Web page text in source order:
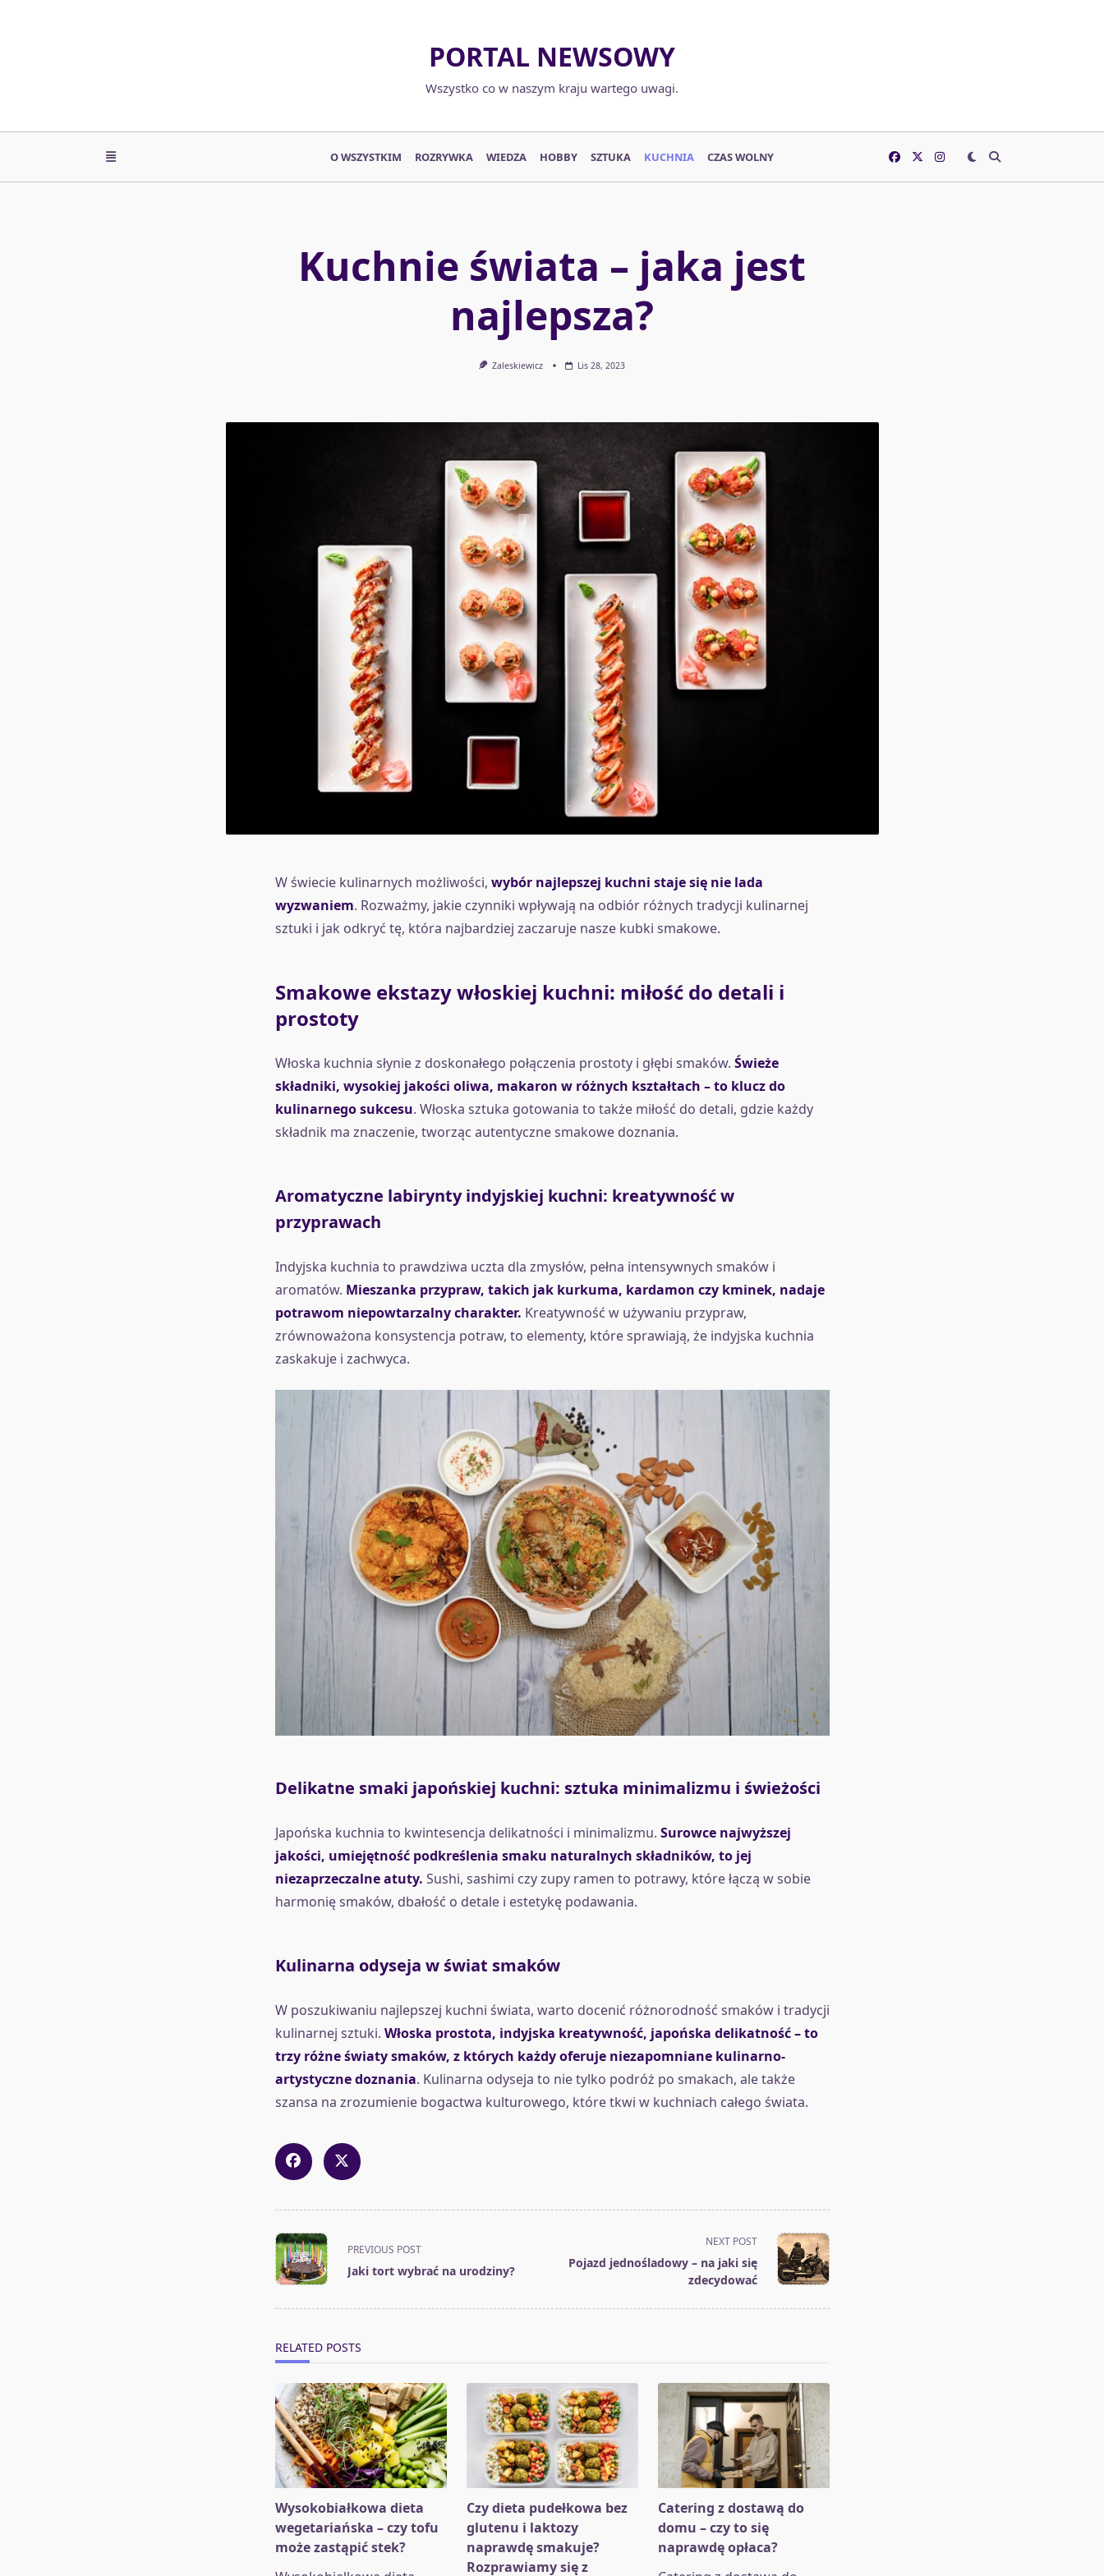
PORTAL NEWSOWY
Wszystko co w naszym kraju wartego uwagi.
O WSZYSTKIM ROZRYWKA WIEDZA HOBBY SZTUKA KUCHNIA CZAS WOLNY
Kuchnie świata – jaka jest
najlepsza?
Zaleskiewicz Lis 28, 2023
W świecie kulinarnych możliwości, wybór najlepszej kuchni staje się nie lada
wyzwaniem. Rozważmy, jakie czynniki wpływają na odbiór różnych tradycji kulinarnej
sztuki i jak odkryć tę, która najbardziej zaczaruje nasze kubki smakowe.
Smakowe ekstazy włoskiej kuchni: miłość do detali i
prostoty
Włoska kuchnia słynie z doskonałego połączenia prostoty i głębi smaków. Świeże
składniki, wysokiej jakości oliwa, makaron w różnych kształtach – to klucz do
kulinarnego sukcesu. Włoska sztuka gotowania to także miłość do detali, gdzie każdy
składnik ma znaczenie, tworząc autentyczne smakowe doznania.
Aromatyczne labirynty indyjskiej kuchni: kreatywność w
przyprawach
Indyjska kuchnia to prawdziwa uczta dla zmysłów, pełna intensywnych smaków i
aromatów. Mieszanka przypraw, takich jak kurkuma, kardamon czy kminek, nadaje
potrawom niepowtarzalny charakter. Kreatywność w używaniu przypraw,
zrównoważona konsystencja potraw, to elementy, które sprawiają, że indyjska kuchnia
zaskakuje i zachwyca.
Delikatne smaki japońskiej kuchni: sztuka minimalizmu i świeżości
Japońska kuchnia to kwintesencja delikatności i minimalizmu. Surowce najwyższej
jakości, umiejętność podkreślenia smaku naturalnych składników, to jej
niezaprzeczalne atuty. Sushi, sashimi czy zupy ramen to potrawy, które łączą w sobie
harmonię smaków, dbałość o detale i estetykę podawania.
Kulinarna odyseja w świat smaków
W poszukiwaniu najlepszej kuchni świata, warto docenić różnorodność smaków i tradycji
kulinarnej sztuki. Włoska prostota, indyjska kreatywność, japońska delikatność – to
trzy różne światy smaków, z których każdy oferuje niezapomniane kulinarno-
artystyczne doznania. Kulinarna odyseja to nie tylko podróż po smakach, ale także
szansa na zrozumienie bogactwa kulturowego, które tkwi w kuchniach całego świata.
<span
class="nav-
subtitle
PREVIOUS POST
Jaki tort wybrać na urodziny?
NEXT POST
Pojazd jednośladowy – na jaki się
zdecydować
RELATED POSTS
Wysokobiałkowa dieta
wegetariańska – czy tofu
może zastąpić stek?
Czy dieta pudełkowa bez
glutenu i laktozy
naprawdę smakuje?
Rozprawiamy się z
Catering z dostawą do
domu – czy to się
naprawdę opłaca?